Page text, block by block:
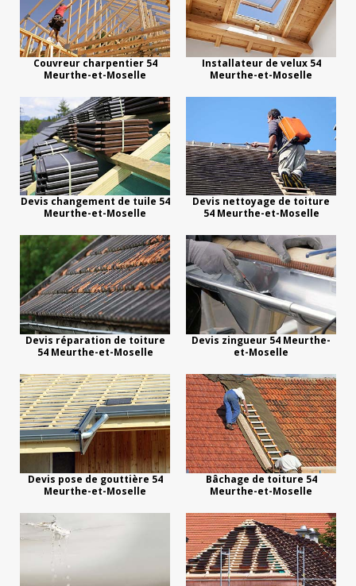
Couvreur charpentier 54
Meurthe-et-Moselle
Installateur de velux 54
Meurthe-et-Moselle
Devis changement de tuile 54
Meurthe-et-Moselle
Devis nettoyage de toiture
54 Meurthe-et-Moselle
Devis réparation de toiture
54 Meurthe-et-Moselle
Devis zingueur 54 Meurthe-
et-Moselle
Devis pose de gouttière 54
Meurthe-et-Moselle
Bâchage de toiture 54
Meurthe-et-Moselle